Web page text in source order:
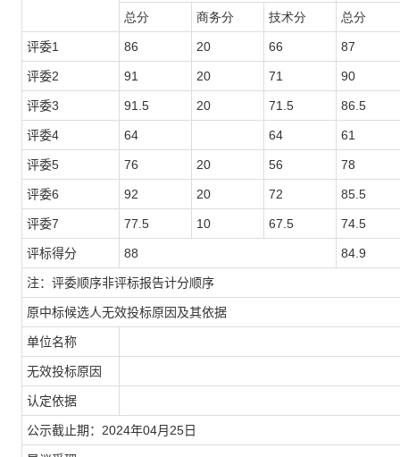
总分 商务分 技术分 总分
评委1 86 20 66 87
评委2 91 20 71 90
评委3 91.5 20 71.5 86.5
评委4 64 64 61
评委5 76 20 56 78
评委6 92 20 72 85.5
评委7 77.5 10 67.5 74.5
评标得分 88 84.9
注：评委顺序非评标报告计分顺序
原中标候选人无效投标原因及其依据
单位名称
无效投标原因
认定依据
公示截止期：2024年04月25日